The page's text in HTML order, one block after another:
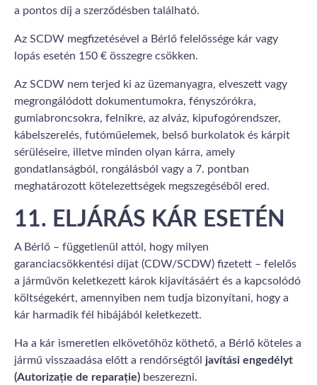
a pontos díj a szerződésben található.
Az SCDW megfizetésével a Bérlő felelőssége kár vagy
lopás esetén 150 € összegre csökken.
Az SCDW nem terjed ki az üzemanyagra, elveszett vagy
megrongálódott dokumentumokra, fényszórókra,
gumiabroncsokra, felnikre, az alváz, kipufogórendszer,
kábelszerelés, futóműelemek, belső burkolatok és kárpit
sérüléseire, illetve minden olyan kárra, amely
gondatlanságból, rongálásból vagy a 7. pontban
meghatározott kötelezettségek megszegéséből ered.
11. ELJÁRÁS KÁR ESETÉN
A Bérlő – függetlenül attól, hogy milyen
garanciacsökkentési díjat (CDW/SCDW) fizetett – felelős
a járművön keletkezett károk kijavításáért és a kapcsolódó
költségekért, amennyiben nem tudja bizonyítani, hogy a
kár harmadik fél hibájából keletkezett.
Ha a kár ismeretlen elkövetőhöz köthető, a Bérlő köteles a
jármű visszaadása előtt a rendőrségtől javítási engedélyt
(Autorizație de reparație) beszerezni.